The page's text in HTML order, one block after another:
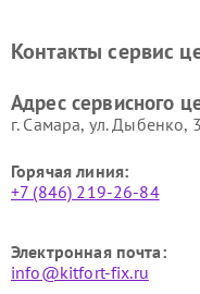
Kitfort
Kitfort
Контакты сервис
Адрес сервисного
г. Самара, ул. Дыбенко,
Горячая линия:
+7 (846) 219-26-84
Электронная почта:
info@kitfort-fix.ru